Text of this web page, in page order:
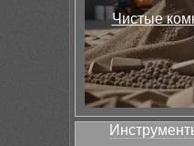
Чистые